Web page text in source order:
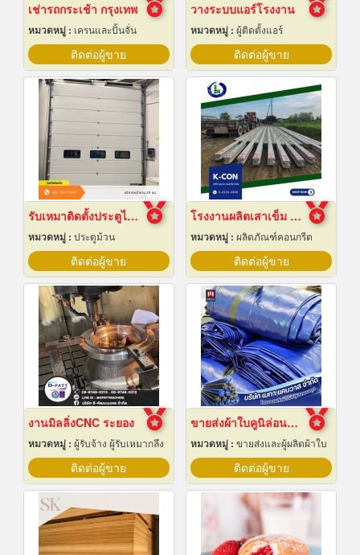
เช่ารถกระเช้า กรุงเทพ
หมวดหมู่ : เครนและปั้นจั่น
ติดต่อผู้ขาย
วางระบบแอร์โรงงาน
หมวดหมู่ : ผู้ติดตั้งแอร์
ติดต่อผู้ขาย
รับเหมาติดตั้งประตูไฮสปีดดอร์
หมวดหมู่ : ประตูม้วน
ติดต่อผู้ขาย
โรงงานผลิตเสาเข็ม สมุทรปราการ
หมวดหมู่ : ผลิตภัณฑ์คอนกรีต
ติดต่อผู้ขาย
งานมิลลิ่งCNC ระยอง
หมวดหมู่ : ผู้รับจ้าง ผู้รับเหมากลึง
ติดต่อผู้ขาย
ขายส่งผ้าใบคูนิล่อนยกม้วนราคาส่ง
หมวดหมู่ : ขายส่งและผู้ผลิตผ้าใบ
ติดต่อผู้ขาย